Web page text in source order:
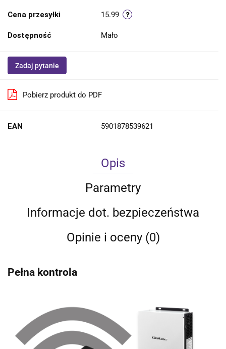
Cena przesyłki 15.99
Dostępność Mało
Zadaj pytanie
Pobierz produkt do PDF
EAN 5901878539621
Opis
Parametry
Informacje dot. bezpieczeństwa
Opinie i oceny (0)
Pełna kontrola